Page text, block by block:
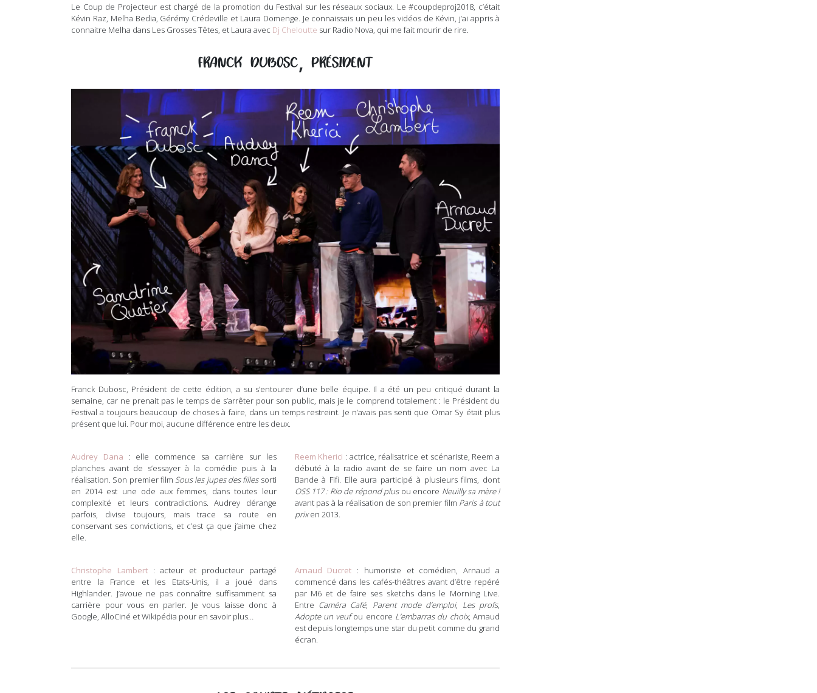
Le Coup de Projecteur est chargé de la promotion du Festival sur les réseaux sociaux. Le #coupdeproj2018, c’était
Kévin Raz, Melha Bedia, Gérémy Crédeville et Laura Domenge. Je connaissais un peu les vidéos de Kévin, j’ai appris à
connaitre Melha dans Les Grosses Têtes, et Laura avec Dj Cheloutte sur Radio Nova, qui me fait mourir de rire.
FRANCK DUBOSC, PRÉSIDENT
Franck Dubosc, Président de cette édition, a su s’entourer d’une belle équipe. Il a été un peu critiqué durant la
semaine, car ne prenait pas le temps de s’arrêter pour son public, mais je le comprend totalement : le Président du
Festival a toujours beaucoup de choses à faire, dans un temps restreint. Je n’avais pas senti que Omar Sy était plus
présent que lui. Pour moi, aucune différence entre les deux.
Audrey Dana : elle commence sa carrière sur les
planches avant de s’essayer à la comédie puis à la
réalisation. Son premier filmSous les jupes des fillessorti
en 2014 est une ode aux femmes, dans toutes leur
complexité et leurs contradictions. Audrey dérange
parfois, divise toujours, mais trace sa route en
conservant ses convictions, et c’est ça que j’aime chez
elle.
Reem Kherici : actrice, réalisatrice et scénariste, Reem a
débuté à la radio avant de se faire un nom avec La
Bande à Fifi. Elle aura participé à plusieurs films, dont
OSS 117 : Rio de répond plusou encore Neuilly sa mère !
avant pas à la réalisation de son premier film Paris à tout
prixen 2013.
Christophe Lambert: acteur et producteur partagé
entre la France et les Etats-Unis, il a joué dans
Highlander. J’avoue ne pas connaître suffisamment sa
carrière pour vous en parler. Je vous laisse donc à
Google, AlloCiné et Wikipédia pour en savoir plus…
Arnaud Ducret : humoriste et comédien, Arnaud a
commencé dans les cafés-théâtres avant d’être repéré
par M6 et de faire ses sketchs dans le Morning Live.
Entre Caméra Café, Parent mode d’emploi, Les profs,
Adopte un veufou encore L’embarras du choix, Arnaud
est depuis longtemps une star du petit comme du grand
écran.